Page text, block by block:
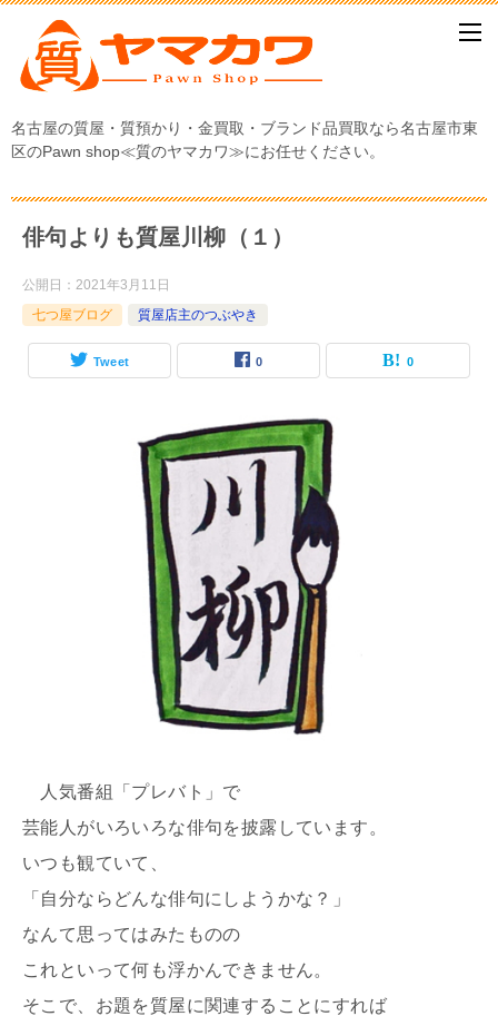
名古屋の質屋・質預かり・金買取・ブランド品買取なら名古屋市東
区のPawn shop≪質のヤマカワ≫にお任せください。
俳句よりも質屋川柳（１）
公開日： 2021年3月11日
七つ屋ブログ
質屋店主のつぶやき
Tweet 0 0
人気番組「プレバト」で
芸能人がいろいろな俳句を披露しています。
いつも観ていて、
「自分ならどんな俳句にしようかな？」
なんて思ってはみたものの
これといって何も浮かんできません。
そこで、お題を質屋に関連することにすれば